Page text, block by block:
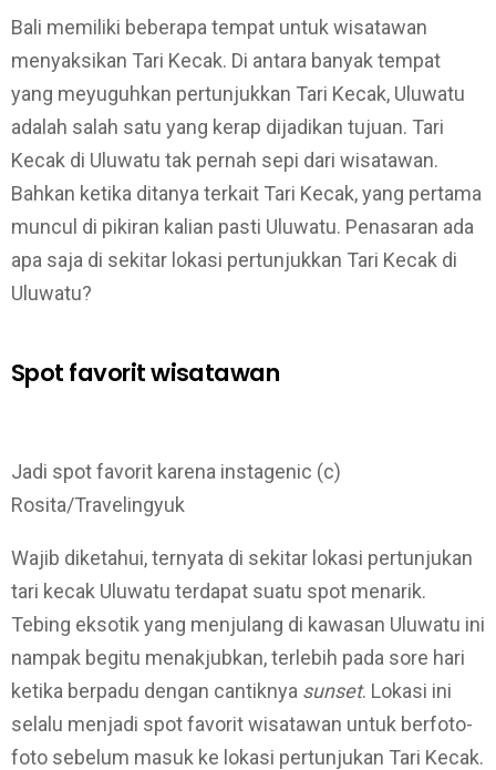
Bali memiliki beberapa tempat untuk wisatawan
menyaksikan Tari Kecak. Di antara banyak tempat
yang meyuguhkan pertunjukkan Tari Kecak, Uluwatu
adalah salah satu yang kerap dijadikan tujuan. Tari
Kecak di Uluwatu tak pernah sepi dari wisatawan.
Bahkan ketika ditanya terkait Tari Kecak, yang pertama
muncul di pikiran kalian pasti Uluwatu. Penasaran ada
apa saja di sekitar lokasi pertunjukkan Tari Kecak di
Uluwatu?
Spot favorit wisatawan
Jadi spot favorit karena instagenic (c)
Rosita/Travelingyuk
Wajib diketahui, ternyata di sekitar lokasi pertunjukan
tari kecak Uluwatu terdapat suatu spot menarik.
Tebing eksotik yang menjulang di kawasan Uluwatu ini
nampak begitu menakjubkan, terlebih pada sore hari
ketika berpadu dengan cantiknya sunset. Lokasi ini
selalu menjadi spot favorit wisatawan untuk berfoto-
foto sebelum masuk ke lokasi pertunjukan Tari Kecak.